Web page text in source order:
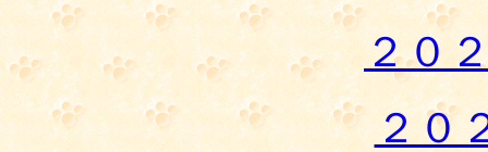
２０
２０